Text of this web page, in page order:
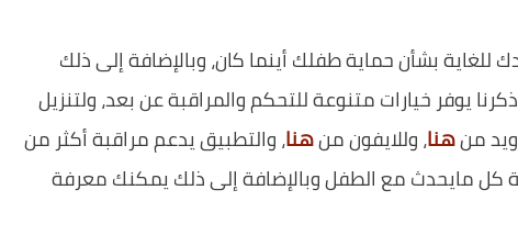
بشأن حماية طفلك أينما كان، وبالإضافة إلى ذلك
يوفر خيارات متنوعة للتحكم والمراقبة عن بعد، ولتنزيل
هنا، وللايفون منهنا، والتطبيق يدعم مراقبة أكثر من
مايحدث مع الطفل وبالإضافة إلى ذلك يمكنك معرفة